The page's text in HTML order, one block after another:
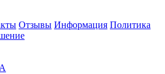
Отзывы Информация Политика